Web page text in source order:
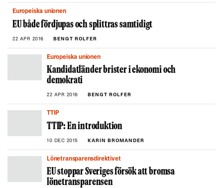
Europeiska unionen
EU både fördjupas och splittras samtidigt
22 APR 2016 BENGT ROLFER
Europeiska unionen
Kandidatländer brister i ekonomi och
demokrati
22 APR 2016 BENGT ROLFER
TTIP
TTIP: En introduktion
10 DEC 2015 KARIN BROMANDER
Lönetransparensdirektivet
EU stoppar Sveriges försök att bromsa
lönetransparensen